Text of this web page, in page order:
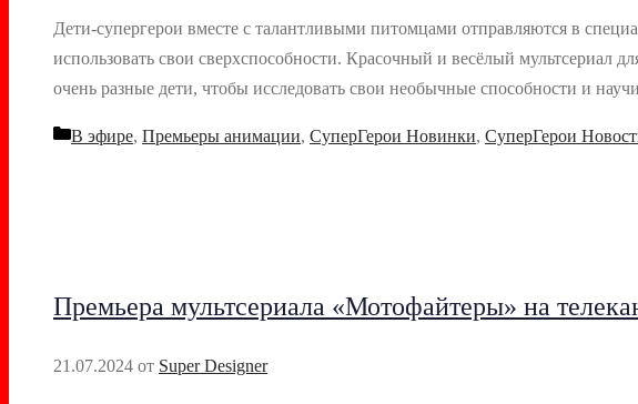
Дети-супергерои вместе с талантливыми питомцами отправляются в
использовать свои сверхспособности. Красочный и весёлый мультсериал
очень разные дети, чтобы исследовать свои необычные способности и
Рубрики
В эфире, Премьеры анимации, СуперГерои Новинки, СуперГерои
Премьера мультсериала «Мотофайтеры» на
21.07.2024 от Super Designer